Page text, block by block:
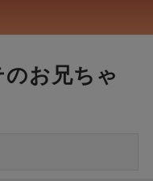
お兄ちゃ